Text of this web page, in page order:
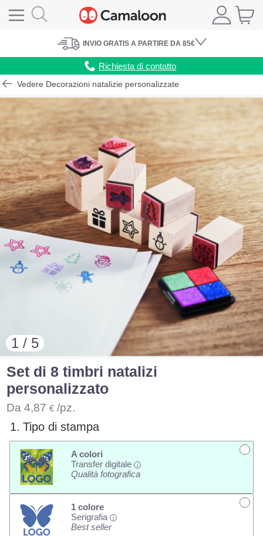
INVIO GRATIS A PARTIRE DA 85€
Richiesta di contatto
Vedere Decorazioni natalizie personalizzate
1 / 5
Set di 8 timbri natalizi
personalizzato
Da4,87 € /pz.
1. Tipo di stampa
A colori
Transfer digitale
i
Qualità fotografica
1 colore
Serigrafia
i
Best seller